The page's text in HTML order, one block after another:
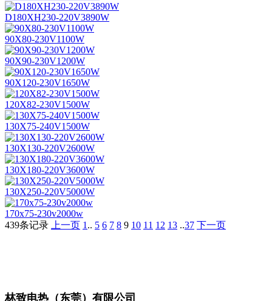
D180XH230-220V3890W
90X80-230V1100W
90X90-230V1200W
90X120-230V1650W
120X82-230V1500W
130X75-240V1500W
130X130-220V2600W
130X180-220V3600W
130X250-220V5000W
170x75-230v2000w
439条记录
上一页 1 .. 5 6 7 8 9 10 11 12 13 ..37 下一页
林致电热（东莞）有限公司